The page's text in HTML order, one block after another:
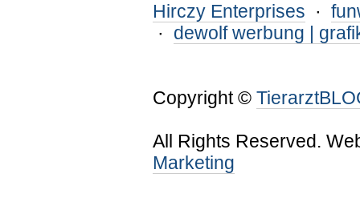
Hirczy Enterprises ·
· dewolf werbung |
Copyright ©
All Rights Reserved.
Marketing